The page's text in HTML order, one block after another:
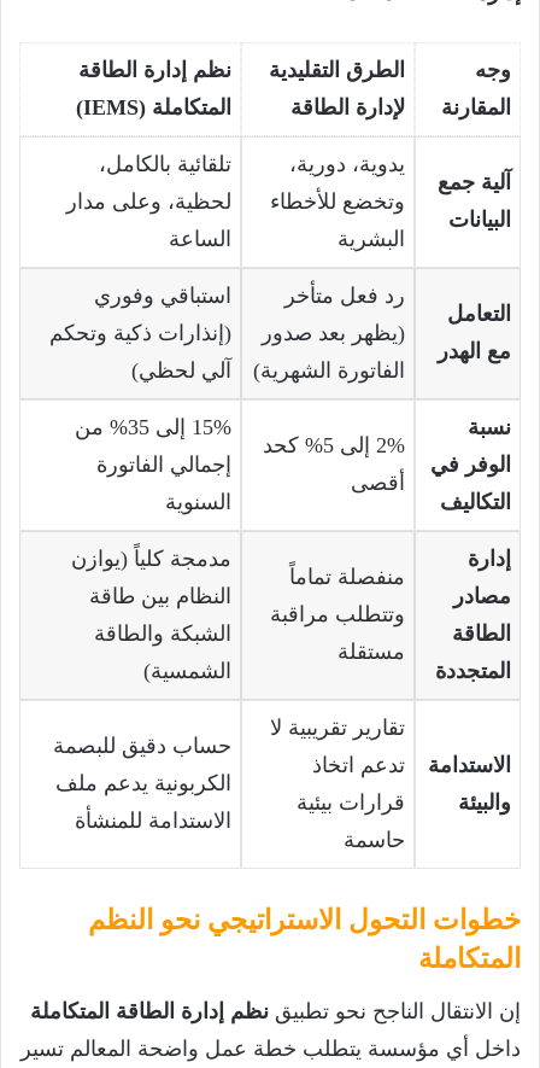
وجه
المقارنة
الطرق التقليدية
لإدارة الطاقة
نظم إدارة الطاقة
المتكاملة (IEMS)
آلية جمع
البيانات
يدوية، دورية،
وتخضع للأخطاء
البشرية
تلقائية بالكامل،
لحظية، وعلى مدار
الساعة
التعامل
مع الهدر
رد فعل متأخر
(يظهر بعد صدور
الفاتورة الشهرية)
استباقي وفوري
(إنذارات ذكية وتحكم
آلي لحظي)
نسبة
الوفر في
التكاليف
2% إلى 5% كحد
أقصى
15% إلى 35% من
إجمالي الفاتورة
السنوية
إدارة
مصادر
الطاقة
المتجددة
منفصلة تماماً
وتتطلب مراقبة
مستقلة
مدمجة كلياً (يوازن
النظام بين طاقة
الشبكة والطاقة
الشمسية)
الاستدامة
والبيئة
تقارير تقريبية لا
تدعم اتخاذ
قرارات بيئية
حاسمة
حساب دقيق للبصمة
الكربونية يدعم ملف
الاستدامة للمنشأة
خطوات التحول الاستراتيجي نحو النظم
المتكاملة
إن الانتقال الناجح نحو تطبيق نظم إدارة الطاقة المتكاملة
داخل أي مؤسسة يتطلب خطة عمل واضحة المعالم تسير